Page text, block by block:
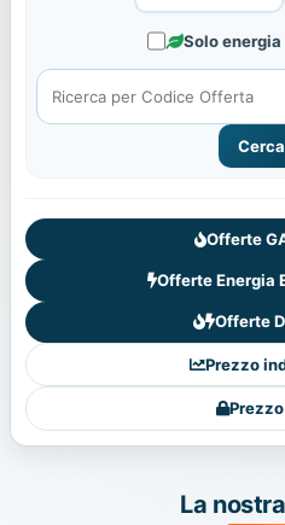
Solo
Offerte
Offerte Energia
Offerte
Prezzo
La